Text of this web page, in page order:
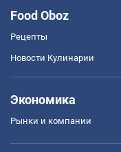
Food Oboz
Рецепты
Новости Кулинарии
Экономика
Рынки и компании